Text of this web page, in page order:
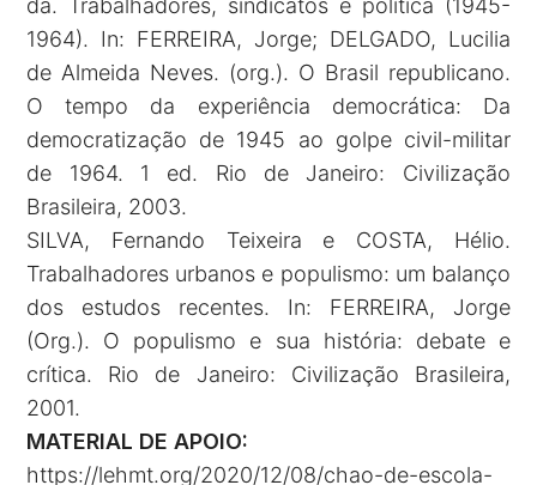
da. Trabalhadores, sindicatos e política (1945-
1964). In: FERREIRA, Jorge; DELGADO, Lucilia
de Almeida Neves. (org.). O Brasil republicano.
O tempo da experiência democrática: Da
democratização de 1945 ao golpe civil-militar
de 1964. 1 ed. Rio de Janeiro: Civilização
Brasileira, 2003.
SILVA, Fernando Teixeira e COSTA, Hélio.
Trabalhadores urbanos e populismo: um balanço
dos estudos recentes. In: FERREIRA, Jorge
(Org.). O populismo e sua história: debate e
crítica. Rio de Janeiro: Civilização Brasileira,
2001.
MATERIAL DE APOIO:
https://lehmt.org/2020/12/08/chao-de-escola-